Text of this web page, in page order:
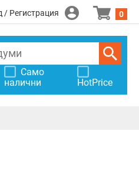
/ Регистрация 0
Само
налични
HotPrice